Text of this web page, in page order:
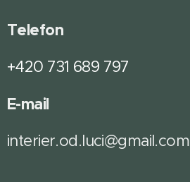
Telefon
+420 731 689 797
E-mail
interier.od.luci@gmail.com